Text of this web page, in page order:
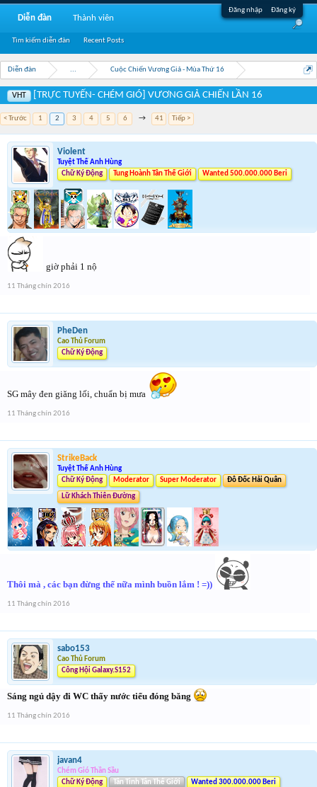
Đăng nhập Đăng ký
Diễn đàn ... Cuộc Chiến Vương Giả - Mùa Thứ 16
VHT [TRỰC TUYẾN- CHÉM GIÓ] VƯƠNG GIẢ CHIẾN LẦN 16
< Trước 1 2 3 4 5 6 → 41 Tiếp >
Violent
Tuyệt Thế Anh Hùng
Chữ Ký Động
Tung Hoành Tân Thế Giới Wanted 500.000.000 Beri
giờ phải 1 nộ
11 Tháng chín 2016
PheDen
Cao Thủ Forum
Chữ Ký Động
SG mây đen giăng lối, chuẩn bị mưa
11 Tháng chín 2016
StrikeBack
Tuyệt Thế Anh Hùng
Chữ Ký Động
Moderator Super Moderator Đô Đốc Hải Quân
Lữ Khách Thiên Đường
Thôi mà , các bạn đừng thế nữa mình buồn lắm ! =))
11 Tháng chín 2016
sabo153
Cao Thủ Forum
Công Hội Galaxy.S152
Sáng ngủ dậy đi WC thấy nước tiểu đóng băng
11 Tháng chín 2016
javan4
Chém Gió Thần Sầu
Chữ Ký Động
Tân Tinh Tân Thế Giới Wanted 300.000.000 Beri
Diễn đàn
Tìm kiếm diễn đàn Recent Posts
Thành viên